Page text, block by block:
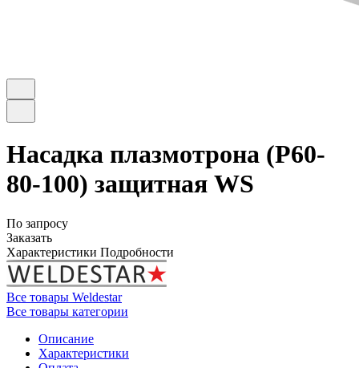
Насадка плазмотрона (P60-
80-100) защитная WS
По запросу
Заказать
Характеристики Подробности
Все товары Weldestar
Все товары категории
Описание
Характеристики